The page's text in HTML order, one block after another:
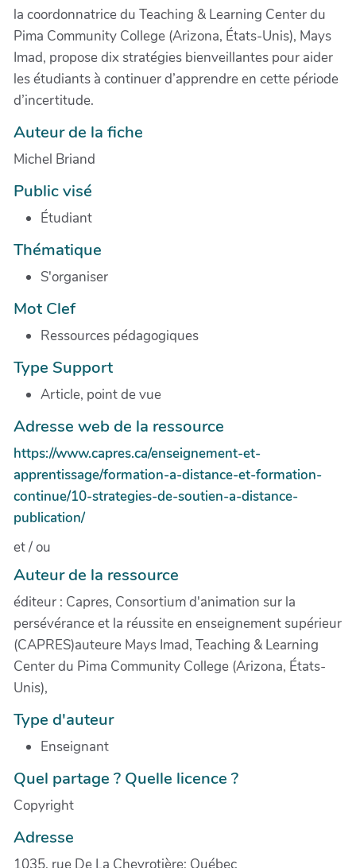
la coordonnatrice du Teaching & Learning Center du
Pima Community College (Arizona, États-Unis), Mays
Imad, propose dix stratégies bienveillantes pour aider
les étudiants à continuer d’apprendre en cette période
d’incertitude.
Auteur de la fiche
Michel Briand
Public visé
Étudiant
Thématique
S'organiser
Mot Clef
Ressources pédagogiques
Type Support
Article, point de vue
Adresse web de la ressource
https://www.capres.ca/enseignement-et-
apprentissage/formation-a-distance-et-formation-
continue/10-strategies-de-soutien-a-distance-
publication/
et / ou
Auteur de la ressource
éditeur : Capres, Consortium d'animation sur la
persévérance et la réussite en enseignement supérieur
(CAPRES)auteure Mays Imad, Teaching & Learning
Center du Pima Community College (Arizona, États-
Unis),
Type d'auteur
Enseignant
Quel partage ? Quelle licence ?
Copyright
Adresse